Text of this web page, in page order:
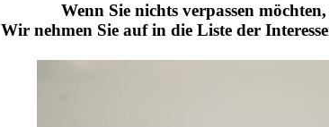
Wenn Sie nichts verpassen
Wir nehmen Sie auf in die Liste der